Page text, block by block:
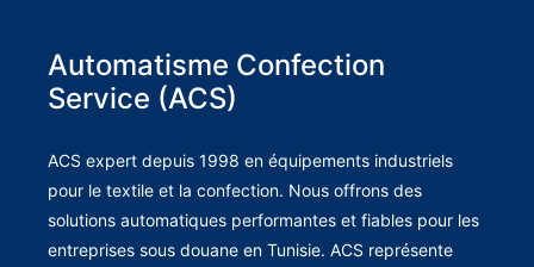
Automatisme Confection
Service (ACS)
ACS expert depuis 1998 en équipements industriels
pour le textile et la confection. Nous offrons des
solutions automatiques performantes et fiables pour les
entreprises sous douane en Tunisie. ACS représente